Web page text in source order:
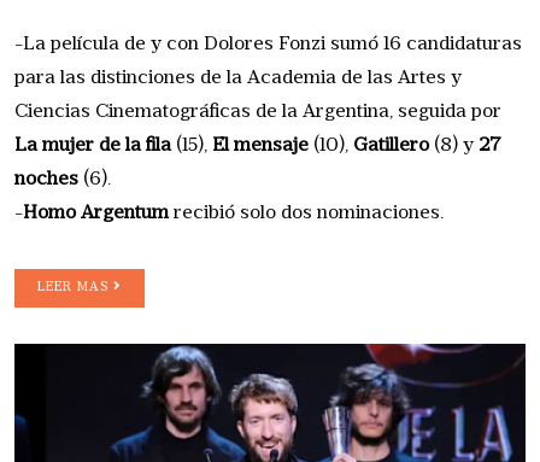
-La película de y con Dolores Fonzi sumó 16 candidaturas
para las distinciones de la Academia de las Artes y
Ciencias Cinematográficas de la Argentina, seguida por
La mujer de la fila (15), El mensaje (10), Gatillero(8) y27
noches (6).
-Homo Argentumrecibió solo dos nominaciones.
LEER MAS